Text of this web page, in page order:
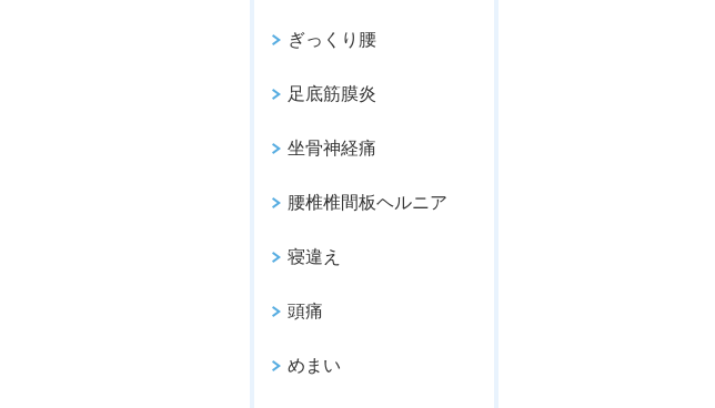
ぎっくり腰
足底筋膜炎
坐骨神経痛
腰椎椎間板ヘルニア
寝違え
頭痛
めまい